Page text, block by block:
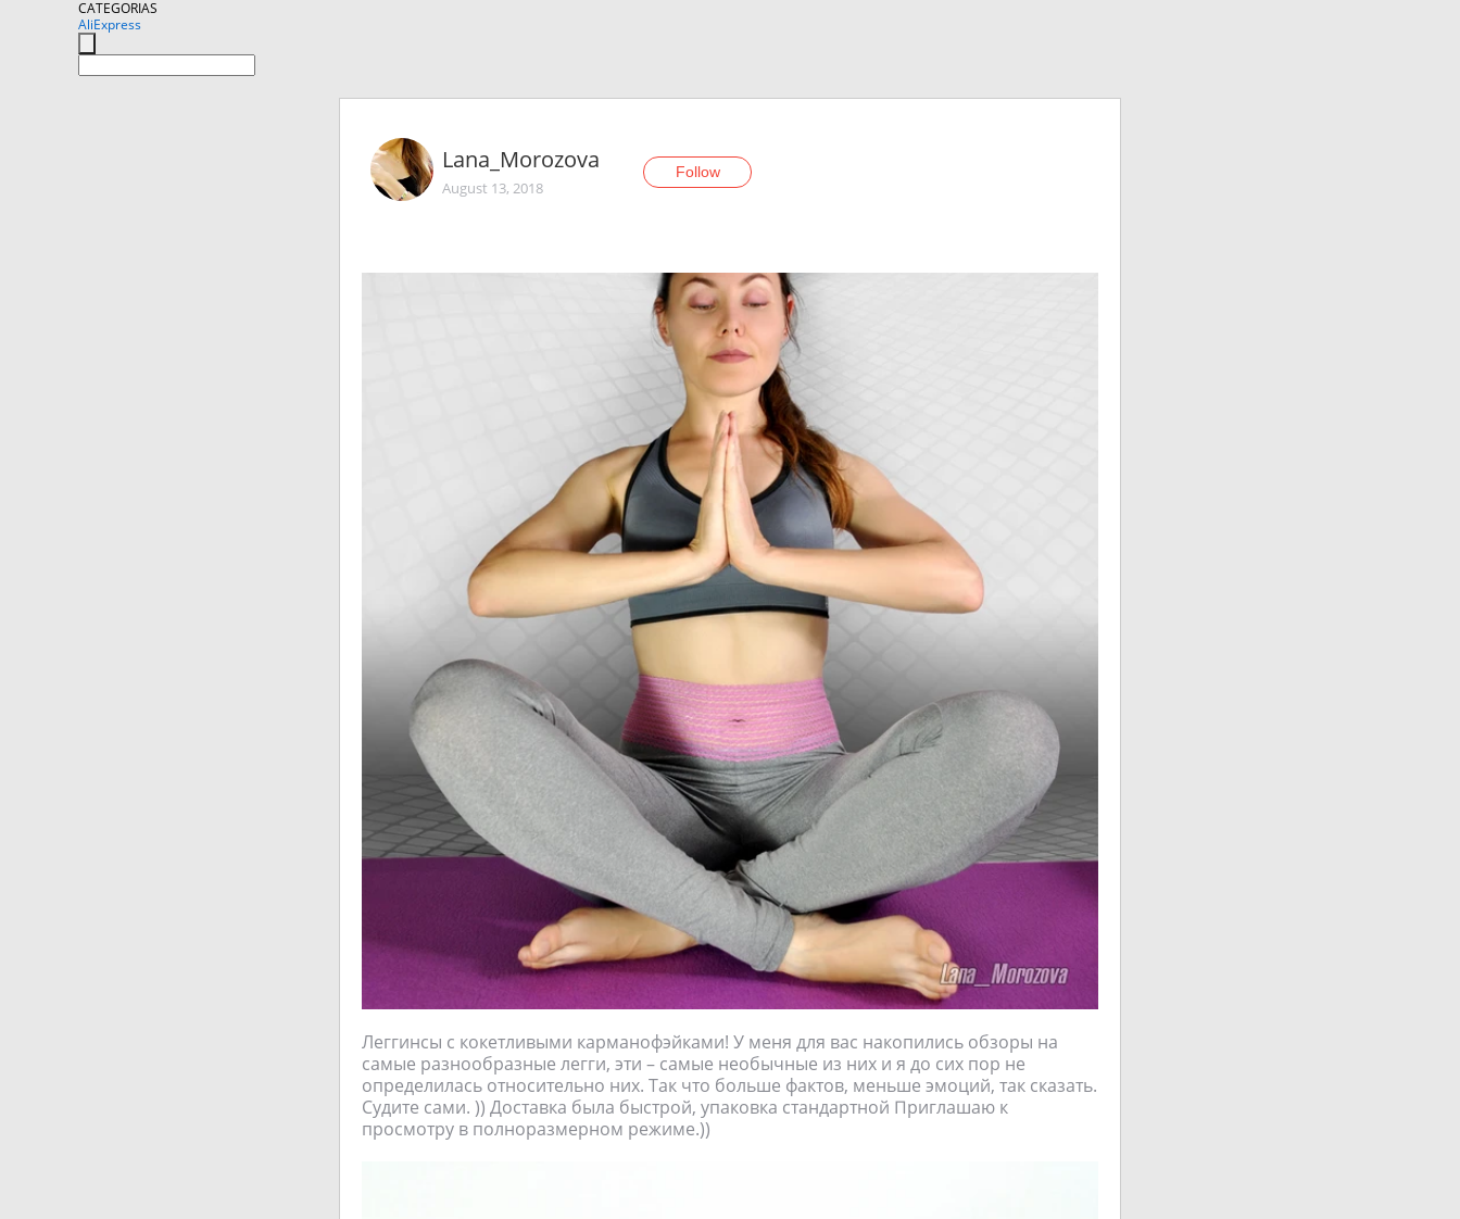
CATEGORIAS
AliExpress
Lana_Morozova
August 13, 2018
Follow
Леггинсы с кокетливыми карманофэйками! У меня для вас накопились обзоры на
самые разнообразные легги, эти – самые необычные из них и я до сих пор не
определилась относительно них. Так что больше фактов, меньше эмоций, так сказать.
Судите сами. )) Доставка была быстрой, упаковка стандартной Приглашаю к
просмотру в полноразмерном режиме.))